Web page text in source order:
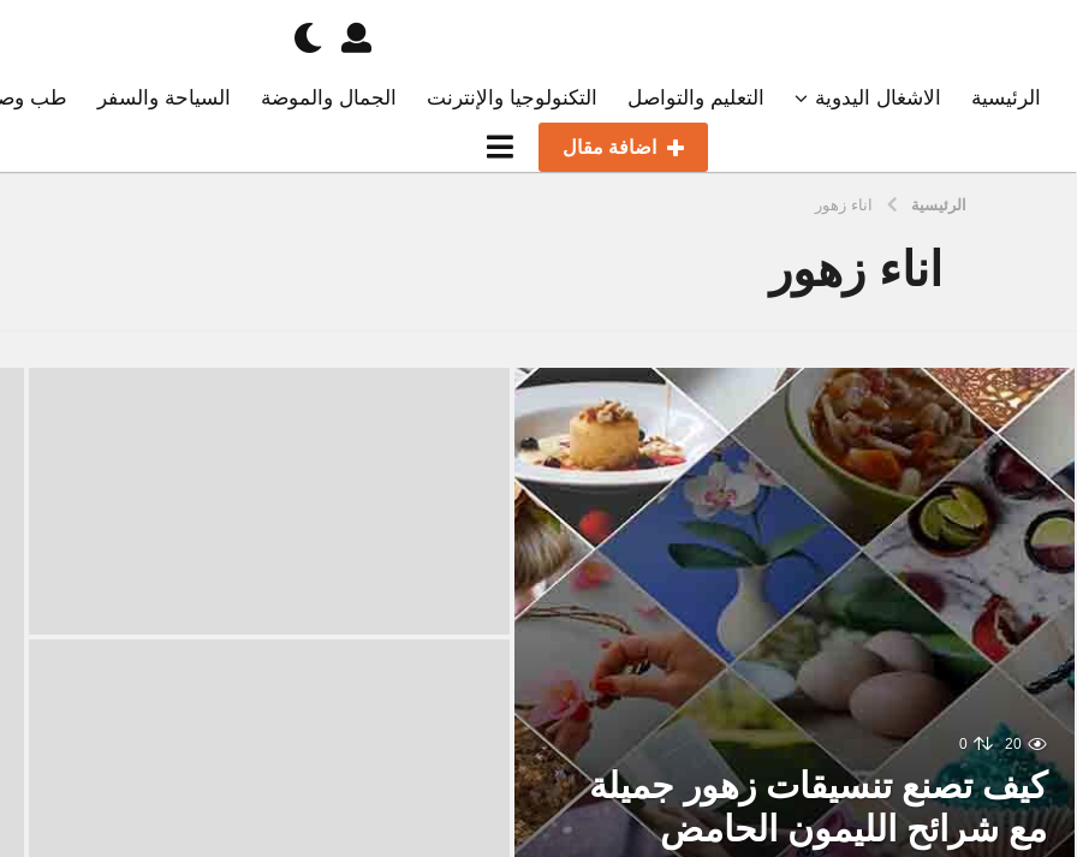
الرئيسية الاشغال اليدوية التعليم والتواصل التكنولوجيا والإنترنت الجمال والموضة السياحة والسفر طب
اضافة مقال
الرئيسية اناء زهور
اناء زهور
20
0
كيف تصنع تنسيقات زهور جميلة
مع شرائح الليمون الحامض